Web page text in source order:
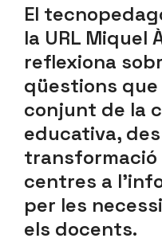
El
la URL Miquel
reflexiona
qüestions
conjunt de la
educativa,
centres a
per les
els docents.